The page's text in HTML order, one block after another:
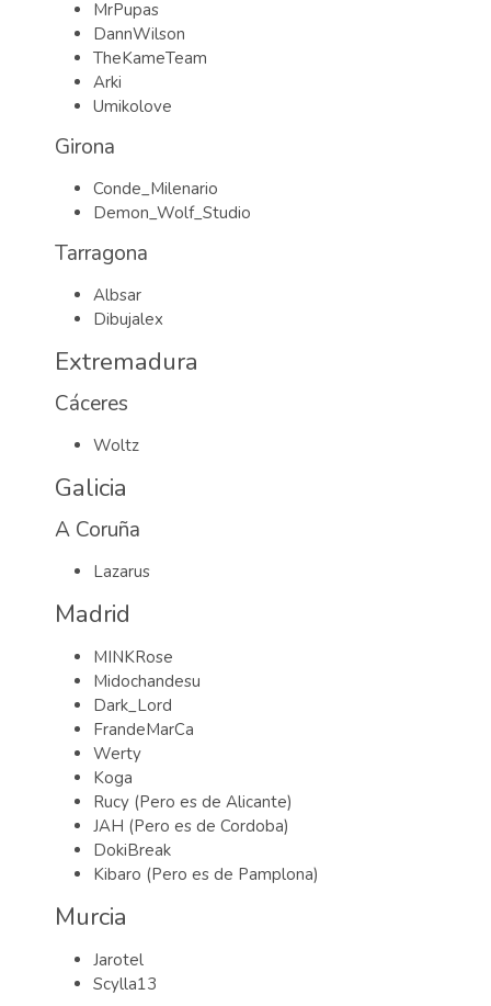
MrPupas
DannWilson
TheKameTeam
Arki
Umikolove
Girona
Conde_Milenario
Demon_Wolf_Studio
Tarragona
Albsar
Dibujalex
Extremadura
Cáceres
Woltz
Galicia
A Coruña
Lazarus
Madrid
MINKRose
Midochandesu
Dark_Lord
FrandeMarCa
Werty
Koga
Rucy (Pero es de Alicante)
JAH (Pero es de Cordoba)
DokiBreak
Kibaro (Pero es de Pamplona)
Murcia
Jarotel
Scylla13